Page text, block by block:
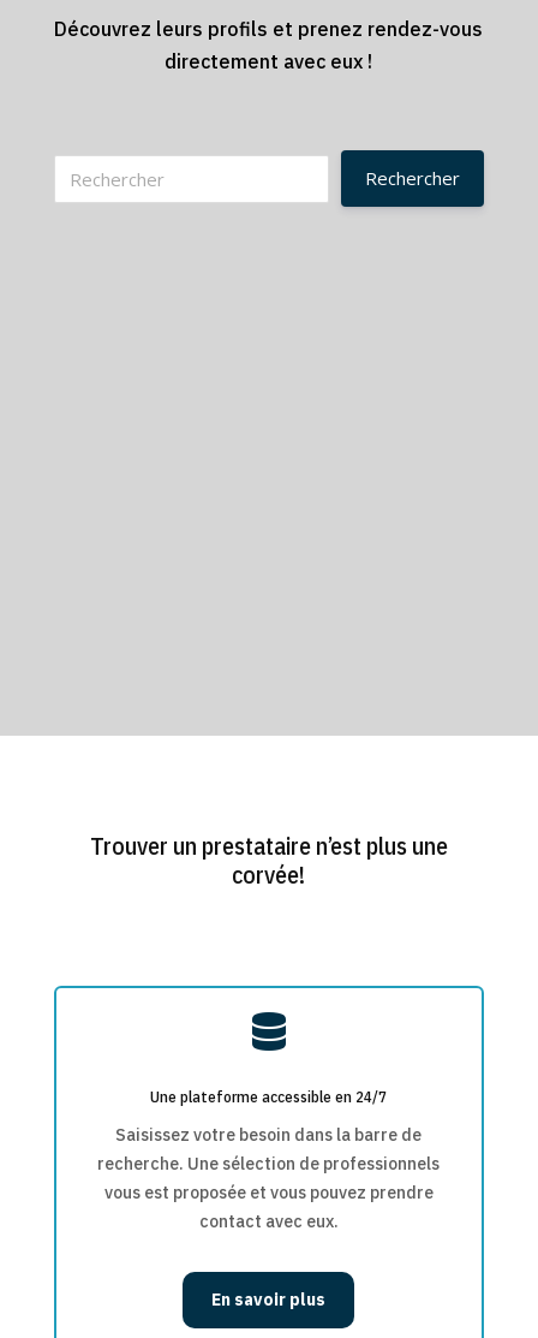
Découvrez leurs profils et prenez rendez-vous
directement avec eux !
Trouver un prestataire n’est plus une
corvée!

Une plateforme accessible en 24/7
Saisissez votre besoin dans la barre de
recherche. Une sélection de professionnels
vous est proposée et vous pouvez prendre
contact avec eux.
En savoir plus